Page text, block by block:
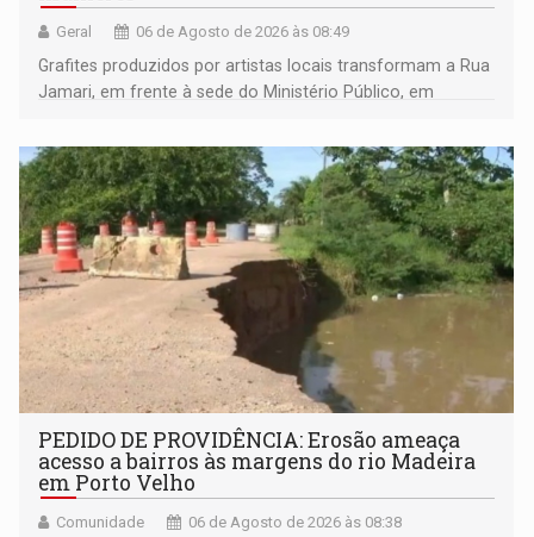
Geral 06 de Agosto de 2026 às 08:49
Grafites produzidos por artistas locais transformam a Rua
Jamari, em frente à sede do Ministério Público, em
da Penha e o enfrentamento à violência
PEDIDO DE PROVIDÊNCIA: Erosão ameaça
acesso a bairros às margens do rio Madeira
em Porto Velho
Comunidade 06 de Agosto de 2026 às 08:38